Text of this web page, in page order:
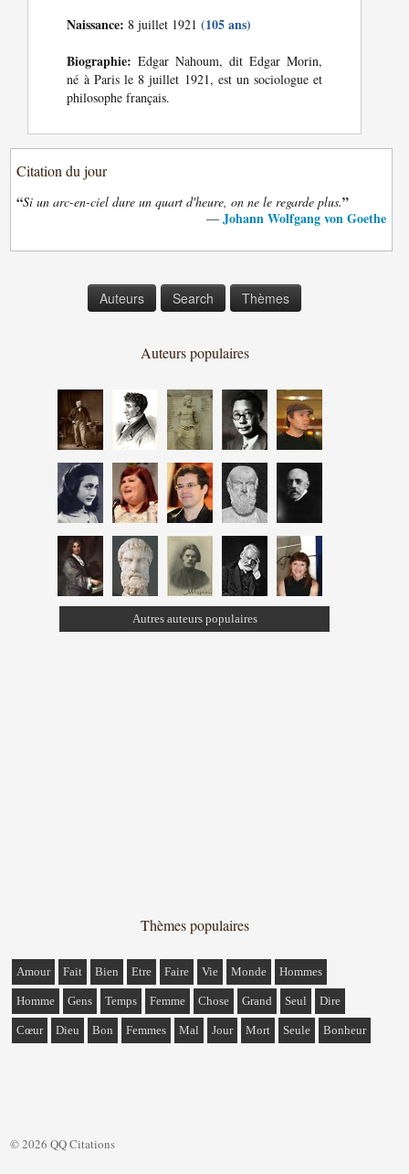
Naissance: 8 juillet 1921(105 ans)
Biographie: Edgar Nahoum, dit Edgar Morin,
né à Paris le 8 juillet 1921, est un sociologue et
philosophe français.
Citation du jour
“Si un arc-en-ciel dure un quart d'heure, on ne le regarde plus.”
— Johann Wolfgang von Goethe
Auteurs Search Thèmes
Auteurs populaires
Autres auteurs populaires
Thèmes populaires
Amour Fait Bien Etre Faire Vie Monde Hommes
Homme Gens Temps Femme Chose Grand Seul Dire
Cœur Dieu Bon Femmes Mal Jour Mort Seule Bonheur
© 2026 QQ Citations